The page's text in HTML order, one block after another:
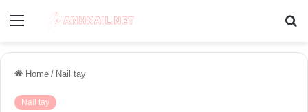
Menu
Home / Nail tay
Nail tay